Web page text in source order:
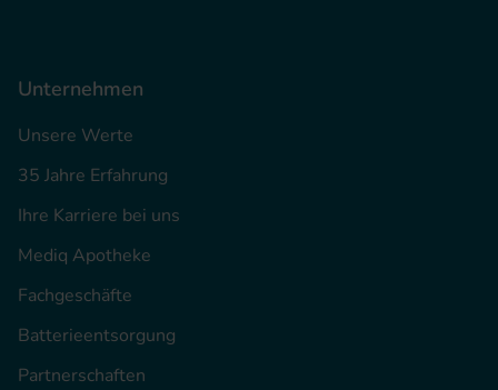
Unternehmen
Unsere Werte
35 Jahre Erfahrung
Ihre Karriere bei uns
Mediq Apotheke
Fachgeschäfte
Batterieentsorgung
Partnerschaften